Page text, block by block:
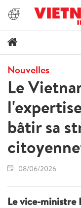
Nouvelles
Le
bâtir sa
08/06/2026
Le vice-ministre